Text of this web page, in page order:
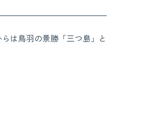
は鳥羽の景勝「三つ島」と